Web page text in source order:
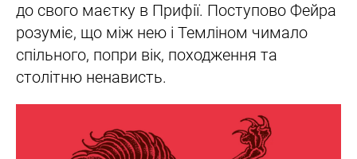
до свого маєтку в Прифії. Поступово Фейра
розуміє, що між нею і Темліном чимало
спільного, попри вік, походження та
столітню ненависть.